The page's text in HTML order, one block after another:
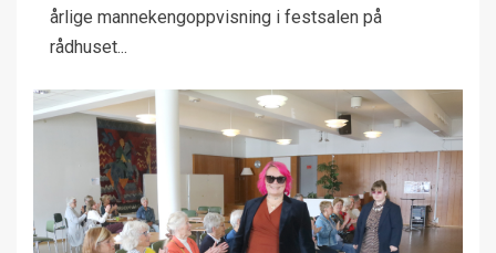
årlige mannekengoppvisning i festsalen på
rådhuset...